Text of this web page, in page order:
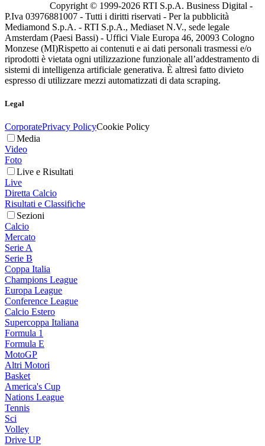
Copyright © 1999-2026 RTI S.p.A. Business Digital -
P.Iva 03976881007 - Tutti i diritti riservati - Per la pubblicità
Mediamond S.p.A. - RTI S.p.A., Mediaset N.V., sede legale
Amsterdam (Paesi Bassi) - Uffici Viale Europa 46, 20093 Cologno
Monzese (MI)Rispetto ai contenuti e ai dati personali trasmessi e/o
riprodotti è vietata ogni utilizzazione funzionale all’addestramento di
sistemi di intelligenza artificiale generativa. È altresì fatto divieto
espresso di utilizzare mezzi automatizzati di data scraping.
Legal
CorporatePrivacy PolicyCookie Policy
Media
Video
Foto
Live e Risultati
Live
Diretta Calcio
Risultati e Classifiche
Sezioni
Calcio
Mercato
Serie A
Serie B
Coppa Italia
Champions League
Europa League
Conference League
Calcio Estero
Supercoppa Italiana
Formula 1
Formula E
MotoGP
Altri Motori
Basket
America's Cup
Nations League
Tennis
Sci
Volley
Drive UP